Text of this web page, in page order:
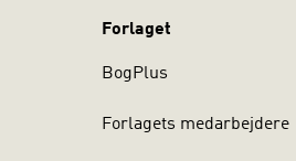
Forlaget
BogPlus
Forlagets medarbejdere